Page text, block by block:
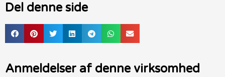
Del denne side
Anmeldelser af denne virksomhed